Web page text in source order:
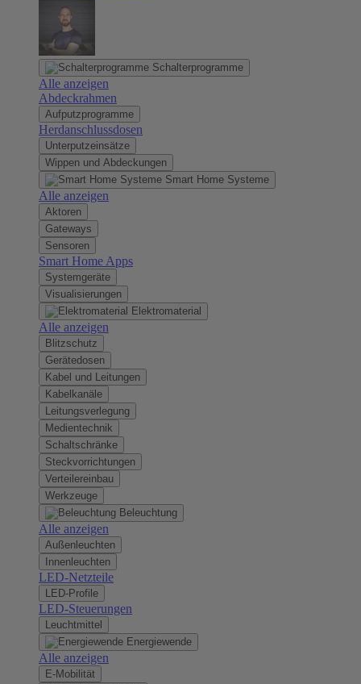
Schalterprogramme
Alle anzeigen
Abdeckrahmen
Aufputzprogramme
Herdanschlussdosen
Unterputzeinsätze
Wippen und Abdeckungen
Smart Home Systeme
Alle anzeigen
Aktoren
Gateways
Sensoren
Smart Home Apps
Systemgeräte
Visualisierungen
Elektromaterial
Alle anzeigen
Blitzschutz
Gerätedosen
Kabel und Leitungen
Kabelkanäle
Leitungsverlegung
Medientechnik
Schaltschränke
Steckvorrichtungen
Verteilereinbau
Werkzeuge
Beleuchtung
Alle anzeigen
Außenleuchten
Innenleuchten
LED-Netzteile
LED-Profile
LED-Steuerungen
Leuchtmittel
Energiewende
Alle anzeigen
E-Mobilität